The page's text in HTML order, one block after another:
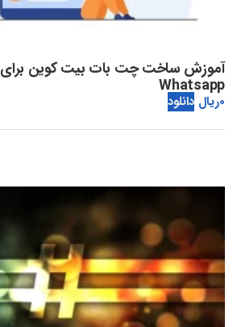
آموزش ساخت چت بات بیت کوین برای
Whatsapp
0ریال دانلود